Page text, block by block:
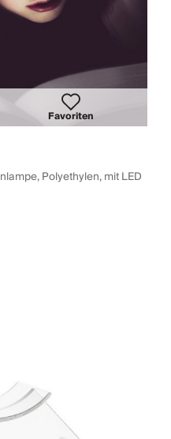
Favoriten
Polyethylen, mit LED